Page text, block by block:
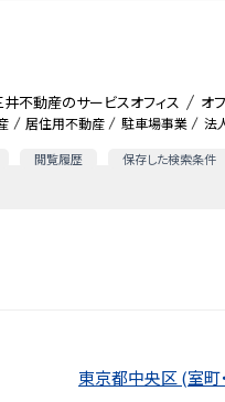
居住用不動産 駐車場事業 法
閲覧履歴 保存した検索条件
井不動産のサービスオフィス オ
東京都中央区 (室町